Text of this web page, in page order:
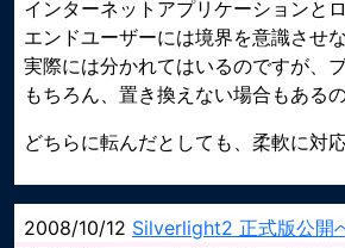
インターネットアプリケーションと
エンドユーザーには境界を意識させ
実際には分かれてはいるのですが、
もちろん、置き換えない場合もある
どちらに転んだとしても、柔軟に対応
2008/10/12 Silverlight2 正式版公開